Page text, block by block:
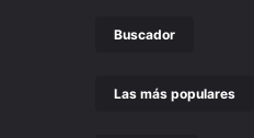
Buscador
Las más populares